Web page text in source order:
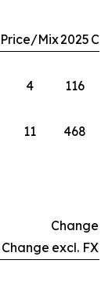
Price/Mix2025
4 116
11 468
Change
Change
excl. FX